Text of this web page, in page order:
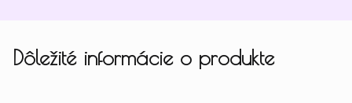
Dôležité informácie o produkte